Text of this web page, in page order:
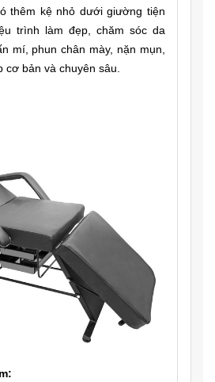
thêm kệ nhỏ dưới giường tiện
trình làm đẹp, chăm sóc da
mí, phun chân mày, nặn mụn,
cơ bản và chuyên sâu.